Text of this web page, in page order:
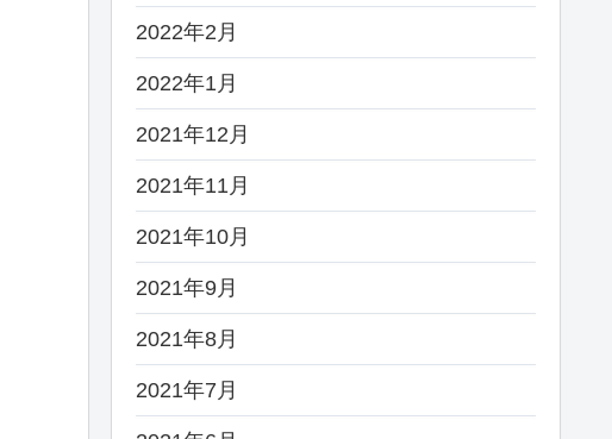
2022年2月
2022年1月
2021年12月
2021年11月
2021年10月
2021年9月
2021年8月
2021年7月